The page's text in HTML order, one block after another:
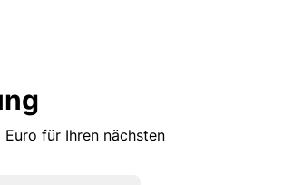
für Ihren nächsten